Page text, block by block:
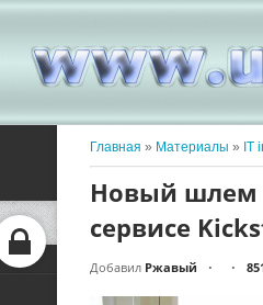
Главная » Материалы » IT
Новый шлем
сервисе
Добавил Ржавый • •